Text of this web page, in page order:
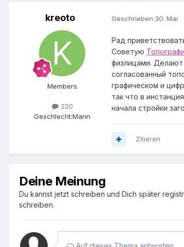
kreoto
Members
220
Geschlecht:Mann
Geschrieben 30. Mai
Рад
Советую
физлицами.
согласованный
графическом и
так что в
начала стройки
Zitieren
Deine Meinung
Du kannst jetzt schreiben und Dich später
schreiben.